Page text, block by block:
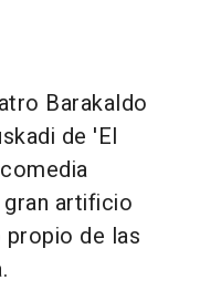
Barakaldo
de 'El
artificio
de las